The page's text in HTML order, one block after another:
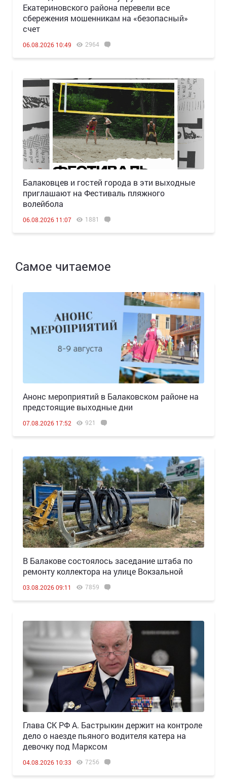
Екатериновского района перевели все
сбережения мошенникам на «безопасный»
счет
06.08.2026 10:49 2964
Балаковцев и гостей города в эти выходные
приглашают на Фестиваль пляжного
волейбола
06.08.2026 11:07 1881
Самое читаемое
Анонс мероприятий в Балаковском районе на
предстоящие выходные дни
07.08.2026 17:52 921
В Балакове состоялось заседание штаба по
ремонту коллектора на улице Вокзальной
03.08.2026 09:11 7859
Глава СК РФ А. Бастрыкин держит на контроле
дело о наезде пьяного водителя катера на
девочку под Марксом
04.08.2026 10:33 7256